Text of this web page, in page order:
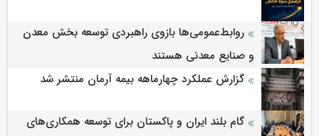
روابط‌‌عمومی‌ها بازوی راهبردی توسعه بخش معدن
و صنایع معدنی هستند
گزارش عملکرد چهارماهه بیمه آرمان منتشر شد
گام بلند ایران و پاکستان برای توسعه همکاری‌های